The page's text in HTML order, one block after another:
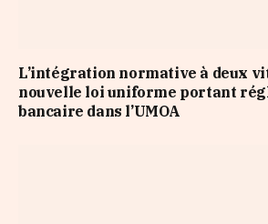
L’intégration normative à deux
nouvelle loi uniforme portant
bancaire dans l’UMOA